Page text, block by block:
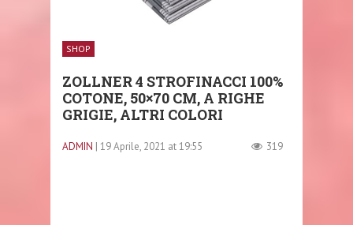
SHOP
ZOLLNER 4 STROFINACCI 100%
COTONE, 50×70 CM, A RIGHE
GRIGIE, ALTRI COLORI
ADMIN | 19 Aprile, 2021 at 19:55 319